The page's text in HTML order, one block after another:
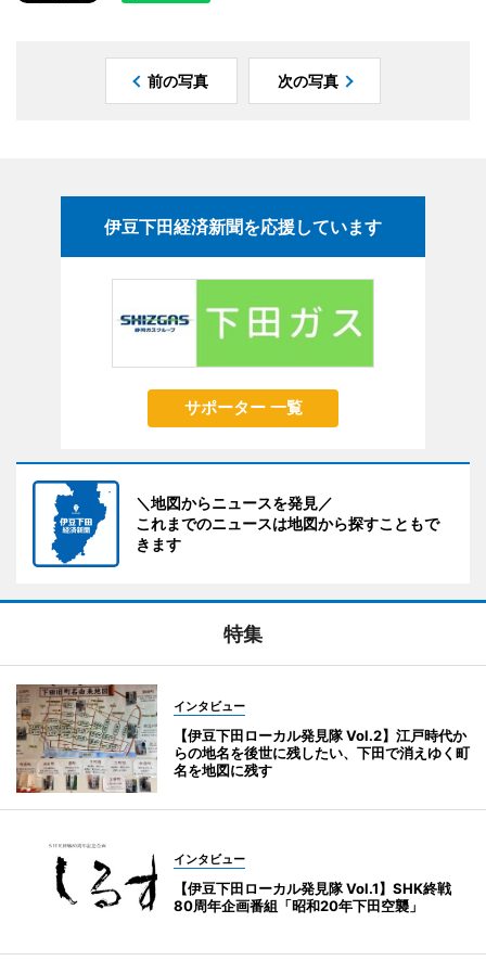
前の写真 次の写真
伊豆下田経済新聞を応援しています
サポーター 一覧
＼地図からニュースを発見／
これまでのニュースは地図から探すこともで
きます
特集
インタビュー
【伊豆下田ローカル発見隊 Vol.2】江戸時代か
らの地名を後世に残したい、下田で消えゆく町
名を地図に残す
インタビュー
【伊豆下田ローカル発見隊 Vol.1】SHK終戦
80周年企画番組「昭和20年下田空襲」